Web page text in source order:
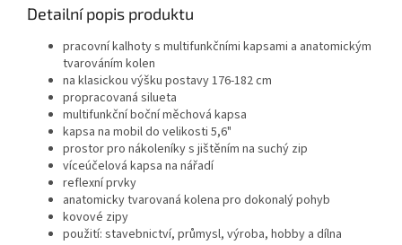
Detailní popis produktu
pracovní kalhoty s multifunkčními kapsami a anatomickým
tvarováním kolen
na klasickou výšku postavy 176-182 cm
propracovaná silueta
multifunkční boční měchová kapsa
kapsa na mobil do velikosti 5,6"
prostor pro nákoleníky s jištěním na suchý zip
víceúčelová kapsa na nářadí
reflexní prvky
anatomicky tvarovaná kolena pro dokonalý pohyb
kovové zipy
použití: stavebnictví, průmysl, výroba, hobby a dílna